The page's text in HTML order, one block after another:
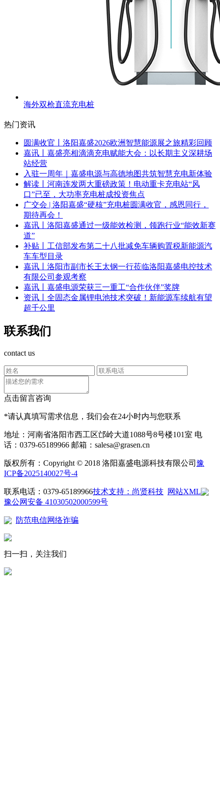
海外双枪直流充电桩
热门资讯
圆满收官丨洛阳嘉盛2026欧洲智慧能源展之旅精彩回顾
嘉讯丨嘉盛亮相滴滴充电赋能大会：以长期主义深耕场
站经营
入驻一周年｜嘉盛电源与高德地图共筑智慧充电新体验
解读丨河南连发两大重磅政策！电动重卡充电站“风
口”已至，大功率充电桩成投资焦点
广交会 | 洛阳嘉盛“硬核”充电桩圆满收官，感恩同行，
期待再会！
嘉讯丨洛阳嘉盛通过一级能效检测，领跑行业“能效新赛
道”
补贴丨工信部发布第二十八批减免车辆购置税新能源汽
车车型目录
嘉讯丨洛阳市副市长王太钢一行莅临洛阳嘉盛电控技术
有限公司参观考察
嘉讯丨嘉盛电源荣获三一重工“合作伙伴”奖牌
资讯丨全固态金属锂电池技术突破！新能源车续航有望
超千公里
联系我们
contact us
点击留言咨询
*请认真填写需求信息，我们会在24小时内与您联系
地址：河南省洛阳市西工区邙岭大道1088号8号楼101室 电
话：0379-65189966 邮箱：salesa@grasen.cn
版权所有：Copyright © 2018 洛阳嘉盛电源科技有限公司 豫
ICP备2025140027号-4
联系电话：0379-65189966技术支持：尚贤科技 网站XML
豫公网安备 41030502000599号
防范电信网络诈骗
扫一扫，关注我们